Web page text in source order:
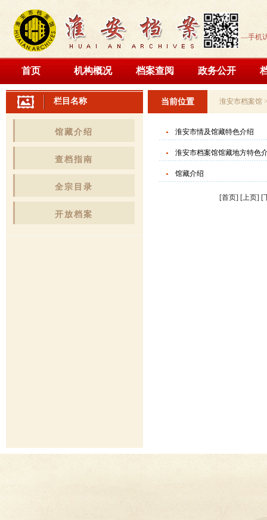
—手机
首页 机构概况 档案查阅 政务公开
栏目名称
馆藏介绍
查档指南
全宗目录
开放档案
当前位置 淮安市档案馆
淮安市情及馆藏特色介绍
淮安市档案馆馆藏地方特色
馆藏介绍
[首页] [上页] [